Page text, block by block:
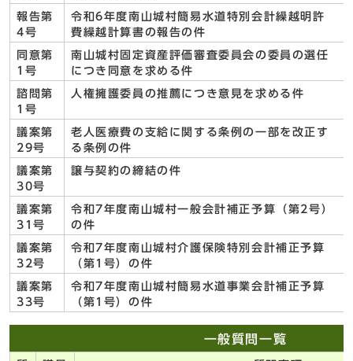
報告第
4号
令和6年度南山城村簡易水道特別会計繰越明許
費繰越計算書の報告の件
同意第
1号
南山城村固定資産評価審査委員会の委員の選任
につき同意を求める件
諮問第
1号
人権擁護委員の推薦につき意見を求める件
議案第
29号
老人医療費の支給に関する条例の一部を改正す
る条例の件
議案第
30号
譲与契約の締結の件
議案第
31号
令和7年度南山城村一般会計補正予算（第2号）
の件
議案第
32号
令和7年度南山城村介護保険特別会計補正予算
（第1号）の件
議案第
33号
令和7年度南山城村簡易水道事業会計補正予算
（第1号）の件
一般質問一覧